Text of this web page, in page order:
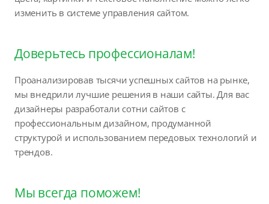
изменить в системе управления сайтом.
Доверьтесь профессионалам!
Проанализировав тысячи успешных сайтов на рынке,
мы внедрили лучшие решения в наши сайты. Для вас
дизайнеры разработали сотни сайтов с
профессиональным дизайном, продуманной
структурой и использованием передовых технологий и
трендов.
Мы всегда поможем!